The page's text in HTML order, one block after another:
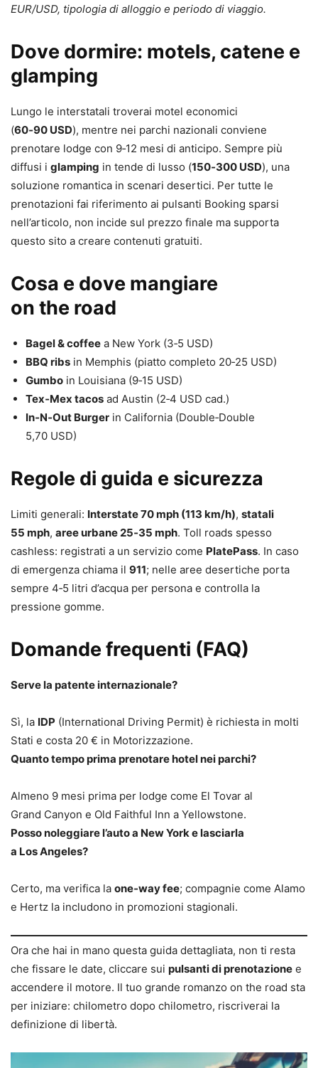
EUR/USD, tipologia di alloggio e periodo di viaggio.
Dove dormire: motels, catene e
glamping
Lungo le interstatali troverai motel economici
(60‑90 USD), mentre nei parchi nazionali conviene
prenotare lodge con 9‑12 mesi di anticipo. Sempre più
diffusi i glamping in tende di lusso (150‑300 USD), una
soluzione romantica in scenari desertici. Per tutte le
prenotazioni fai riferimento ai pulsanti Booking sparsi
nell’articolo, non incide sul prezzo finale ma supporta
questo sito a creare contenuti gratuiti.
Cosa e dove mangiare
on the road
Bagel & coffee a New York (3‑5 USD)
BBQ ribs in Memphis (piatto completo 20‑25 USD)
Gumbo in Louisiana (9‑15 USD)
Tex‑Mex tacos ad Austin (2‑4 USD cad.)
In‑N‑Out Burger in California (Double‑Double
5,70 USD)
Regole di guida e sicurezza
Limiti generali: Interstate 70 mph (113 km/h), statali
55 mph, aree urbane 25‑35 mph. Toll roads spesso
cashless: registrati a un servizio come PlatePass. In caso
di emergenza chiama il 911; nelle aree desertiche porta
sempre 4‑5 litri d’acqua per persona e controlla la
pressione gomme.
Domande frequenti (FAQ)
Serve la patente internazionale?
Sì, la IDP (International Driving Permit) è richiesta in molti
Stati e costa 20 € in Motorizzazione.
Quanto tempo prima prenotare hotel nei parchi?
Almeno 9 mesi prima per lodge come El Tovar al
Grand Canyon e Old Faithful Inn a Yellowstone.
Posso noleggiare l’auto a New York e lasciarla
a Los Angeles?
Certo, ma verifica la one‑way fee; compagnie come Alamo
e Hertz la includono in promozioni stagionali.
Ora che hai in mano questa guida dettagliata, non ti resta
che fissare le date, cliccare sui pulsanti di prenotazione e
accendere il motore. Il tuo grande romanzo on the road sta
per iniziare: chilometro dopo chilometro, riscriverai la
definizione di libertà.